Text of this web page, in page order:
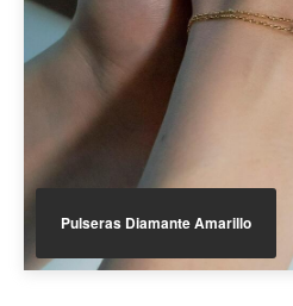
Pulseras Diamante Amarillo